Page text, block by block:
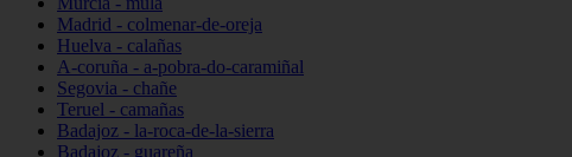
Madrid - colmenar-de-oreja
Huelva - calañas
A-coruña - a-pobra-do-caramiñal
Segovia - chañe
Teruel - camañas
Badajoz - la-roca-de-la-sierra
Badajoz - guareña